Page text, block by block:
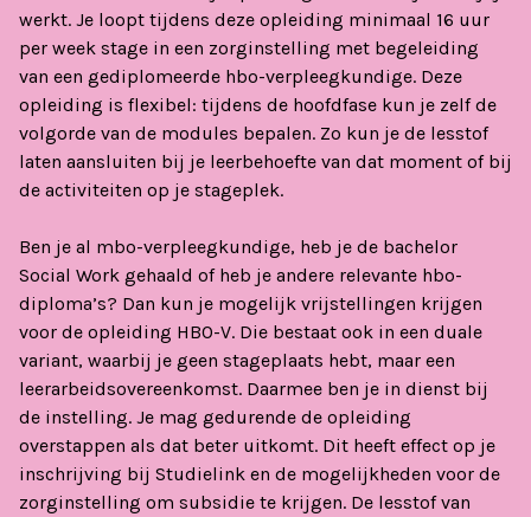
werkt. Je loopt tijdens deze opleiding minimaal 16 uur
per week stage in een zorginstelling met begeleiding
van een gediplomeerde hbo-verpleegkundige. Deze
opleiding is flexibel: tijdens de hoofdfase kun je zelf de
volgorde van de modules bepalen. Zo kun je de lesstof
laten aansluiten bij je leerbehoefte van dat moment of bij
de activiteiten op je stageplek.
Ben je al mbo-verpleegkundige, heb je de bachelor
Social Work gehaald of heb je andere relevante hbo-
diploma’s? Dan kun je mogelijk vrijstellingen krijgen
voor de opleiding HBO-V. Die bestaat ook in een duale
variant, waarbij je geen stageplaats hebt, maar een
leerarbeidsovereenkomst. Daarmee ben je in dienst bij
de instelling. Je mag gedurende de opleiding
overstappen als dat beter uitkomt. Dit heeft effect op je
inschrijving bij Studielink en de mogelijkheden voor de
zorginstelling om subsidie te krijgen. De lesstof van